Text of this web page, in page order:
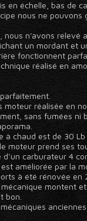
en échelle, bas de
nous ne
nous n'avons relevé
un mordant et
fonctionnent
réalisé en
moteur réalisée en
sans fumées
à chaud est de 30
moteur prend ses
carburateur 4
améliorée par la
à été rénovée en
montent
bon.